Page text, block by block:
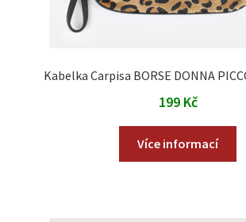
Kabelka Carpisa BORSE DONNA
199 Kč
Více informací